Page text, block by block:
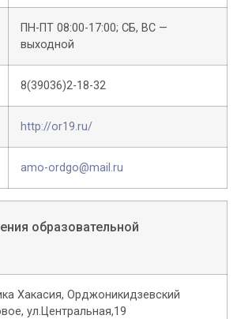
ПН-ПТ 08:00-17:00; СБ, ВС —
выходной
8(39036)2-18-32
http://or19.ru/
amo-ordgo@mail.ru
образовательной
Хакасия, Орджоникидзевский
ул.Центральная,19